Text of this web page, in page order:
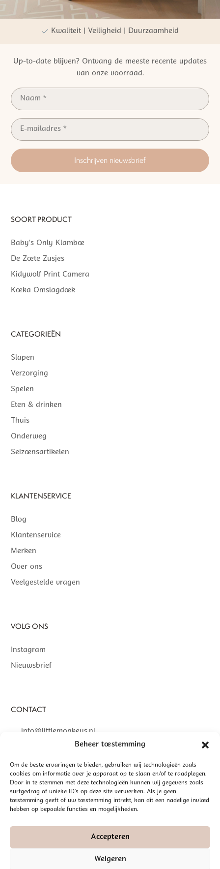
Beheer toestemming
Om de beste ervaringen te bieden, gebruiken wij technologieën zoals
cookies om informatie over je apparaat op te slaan en/of te raadplegen.
Door in te stemmen met deze technologieën kunnen wij gegevens zoals
surfgedrag of unieke ID's op deze site verwerken. Als je geen
toestemming geeft of uw toestemming intrekt, kan dit een nadelige invloed
hebben op bepaalde functies en mogelijkheden.
Accepteren
Weigeren
Persoonlijke winkelervaring
Kwaliteit | Veiligheid | Duurzaamheid
Up-to-date blijven? Ontvang de meeste recente updates
van onze voorraad.
Inschrijven nieuwsbrief
SOORT PRODUCT
Baby’s Only Klamboe
De Zoete Zusjes
Kidywolf Print Camera
Koeka Omslagdoek
CATEGORIEËN
Slapen
Verzorging
Spelen
Eten & drinken
Thuis
Onderweg
Seizoensartikelen
KLANTENSERVICE
Blog
Klantenservice
Merken
Over ons
Veelgestelde vragen
VOLG ONS
Instagram
Nieuwsbrief
CONTACT
info@littlemonkeys.nl
©2026 LITTLE MONKEYS | GEREALISEERD DOORINTERLY
ALGEMENE VOORWAARDEN
PRIVACYBELEID